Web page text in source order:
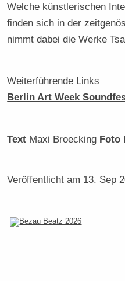
Welche künstlerischen
finden sich in der
nimmt dabei die Werke
Weiterführende Links
Berlin Art Week
Text Maxi Broecking Foto
Veröffentlicht am 13. Sep